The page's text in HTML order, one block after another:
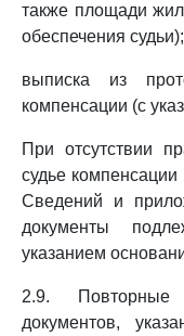
также площади
обеспечения судьи);
выписка из
компенсации (с
При отсутствии
судье
Сведений и
документы
указанием
2.9.
документов,